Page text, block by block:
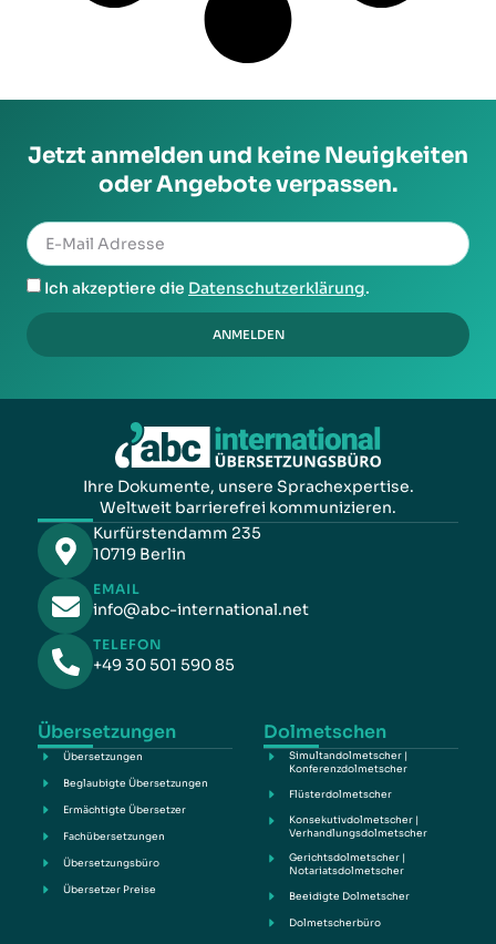
Jetzt anmelden und keine Neuigkeiten
oder Angebote verpassen.
Ich akzeptiere die Datenschutzerklärung.
ANMELDEN
Ihre Dokumente, unsere Sprachexpertise.
Weltweit barrierefrei kommunizieren.
Kurfürstendamm 235
10719 Berlin
EMAIL
info@abc-international.net
TELEFON
+49 30 501 590 85
Übersetzungen
Übersetzungen
Beglaubigte Übersetzungen
Ermächtigte Übersetzer
Fachübersetzungen
Übersetzungsbüro
Übersetzer Preise
Dolmetschen
Simultandolmetscher |
Konferenzdolmetscher
Flüsterdolmetscher
Konsekutivdolmetscher |
Verhandlungsdolmetscher
Gerichtsdolmetscher |
Notariatsdolmetscher
Beeidigte Dolmetscher
Dolmetscherbüro